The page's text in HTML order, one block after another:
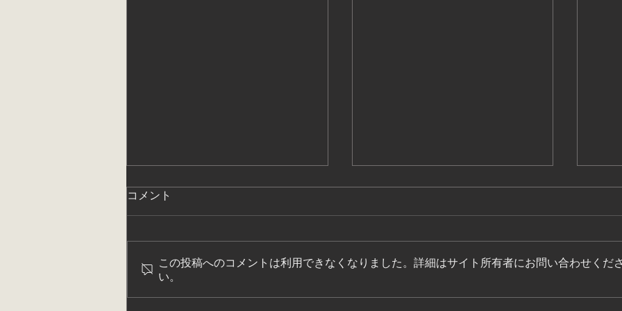
【皇居：大嘗宮】
【十六・戸隠神社】
【
コメント
この投稿へのコメントは利用できなくなりました。詳細はサイト所有者にお問い合わせくださ
い。